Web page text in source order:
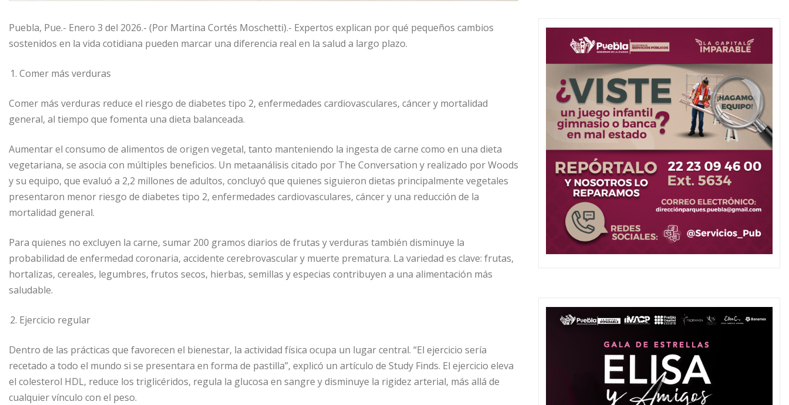
Puebla, Pue.- Enero 3 del 2026.- (Por Martina Cortés Moschetti).- Expertos explican por qué pequeños cambios
sostenidos en la vida cotidiana pueden marcar una diferencia real en la salud a largo plazo.
Comer más verduras
Comer más verduras reduce el riesgo de diabetes tipo 2, enfermedades cardiovasculares, cáncer y mortalidad
general, al tiempo que fomenta una dieta balanceada.
Aumentar el consumo de alimentos de origen vegetal, tanto manteniendo la ingesta de carne como en una dieta
vegetariana, se asocia con múltiples beneficios. Un metaanálisis citado por The Conversation y realizado por Woods
y su equipo, que evaluó a 2,2 millones de adultos, concluyó que quienes siguieron dietas principalmente vegetales
presentaron menor riesgo de diabetes tipo 2, enfermedades cardiovasculares, cáncer y una reducción de la
mortalidad general.
Para quienes no excluyen la carne, sumar 200 gramos diarios de frutas y verduras también disminuye la
probabilidad de enfermedad coronaria, accidente cerebrovascular y muerte prematura. La variedad es clave: frutas,
hortalizas, cereales, legumbres, frutos secos, hierbas, semillas y especias contribuyen a una alimentación más
saludable.
Ejercicio regular
Dentro de las prácticas que favorecen el bienestar, la actividad física ocupa un lugar central. “El ejercicio sería
recetado a todo el mundo si se presentara en forma de pastilla”, explicó un artículo de Study Finds. El ejercicio eleva
el colesterol HDL, reduce los triglicéridos, regula la glucosa en sangre y disminuye la rigidez arterial, más allá de
cualquier vínculo con el peso.